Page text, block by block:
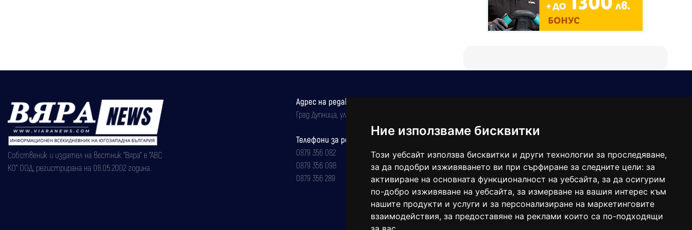
Ние използваме бисквитки
Този уебсайт използва бисквитки и други технологии за проследяване,
за да подобри изживяването ви при сърфиране за следните цели: за
активиране на основната функционалност на уебсайта, за да осигурим
по-добро изживяване на уебсайта, за измерване на вашия интерес към
нашите продукти и услуги и за персонализиране на маркетинговите
взаимодействия, за предоставяне на реклами които са по-подходящи
Собственик и издател на вестник "Вяра" е "АВС
КО" ООД, регистрирана на 08.05.2002 година.
Адрес на редакцията
Град Дупница, ул.''Христо Ботев" 43
Телефони за реклама и абонаменти
0879 356 082
0879 356 098
0879 356 289
balgarkanews@gmail.com